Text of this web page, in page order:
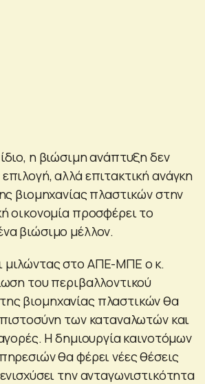
η βιώσιμη ανάπτυξη δεν
αλλά επιτακτική ανάγκη
βιομηχανίας πλαστικών στην
οικονομία προσφέρει το
βιώσιμο μέλλον.
μιλώντας στο ΑΠΕ-ΜΠΕ ο κ.
του περιβαλλοντικού
βιομηχανίας πλαστικών θα
των καταναλωτών και
Η δημιουργία καινοτόμων
θα φέρει νέες θέσεις
την ανταγωνιστικότητα